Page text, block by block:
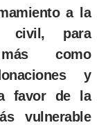
a la
civil, para
como
y
favor de la
vulnerable